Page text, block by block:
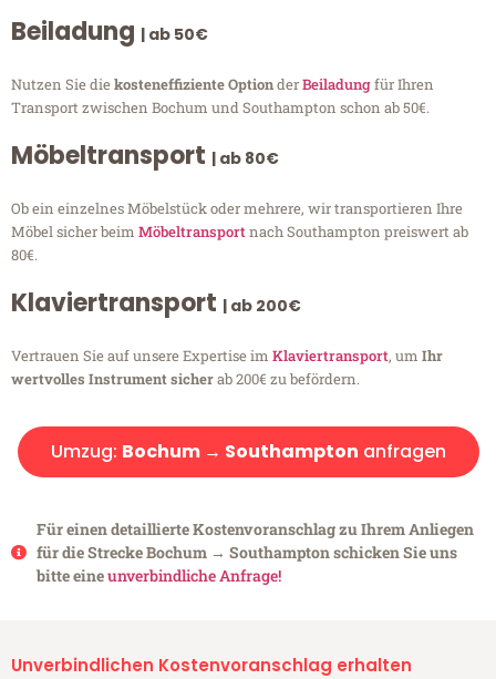
Beiladung | ab 50€
Nutzen Sie diekosteneffiziente OptionderBeiladungfür Ihren
Transport zwischen Bochum und Southampton schon ab 50€.
Möbeltransport | ab 80€
Ob ein einzelnes Möbelstück oder mehrere, wir transportieren Ihre
Möbel sicher beim Möbeltransportnach Southampton preiswert ab
80€.
Klaviertransport | ab 200€
Vertrauen Sie auf unsere Expertise im Klaviertransport, um Ihr
wertvolles Instrument sicherab 200€ zu befördern.
Umzug: Bochum → Southampton anfragen
Für einen detaillierte Kostenvoranschlag zu Ihrem Anliegen
für die Strecke Bochum → Southampton schicken Sie uns
bitte eineunverbindliche Anfrage!
Unverbindlichen Kostenvoranschlag erhalten